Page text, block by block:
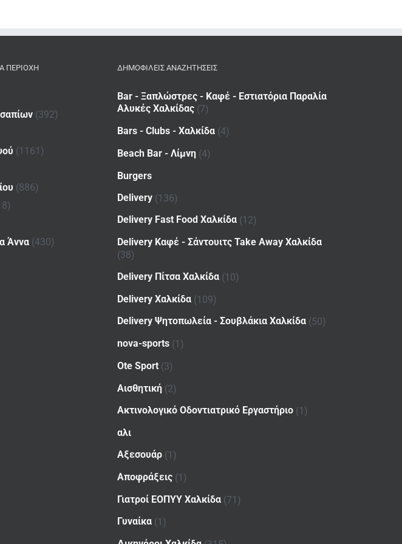
ΠΕΡΙΟΧΉ
(392)
(1161)
(886)
Άννα (430)
ΔΗΜΟΦΙΛΕΙΣ ΑΝΑΖΗΤΗΣΕΙΣ
Bar - Ξαπλώστρες - Καφέ - Εστιατόρια Παραλία
Αλυκές Χαλκίδας (7)
Bars - Clubs - Χαλκίδα (4)
Beach Bar - Λίμνη (4)
Burgers
Delivery (136)
Delivery Fast Food Χαλκίδα (12)
Delivery Καφέ - Σάντουιτς Take Away Χαλκίδα
(38)
Delivery Πίτσα Χαλκίδα (10)
Delivery Χαλκίδα (109)
Delivery Ψητοπωλεία - Σουβλάκια Χαλκίδα (50)
nova-sports (1)
Ote Sport (3)
Αισθητική (2)
Ακτινολογικό Οδοντιατρικό Εργαστήριο (1)
αλι
Αξεσουάρ (1)
Αποφράξεις (1)
Γιατροί ΕΟΠΥΥ Χαλκίδα (71)
Γυναίκα (1)